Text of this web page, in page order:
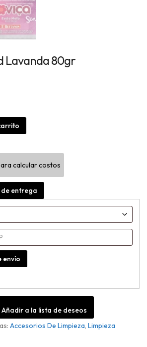
Lavanda 80gr
calcular costos
entrega
envío
Añadir a la lista de deseos
Accesorios De Limpieza Limpieza